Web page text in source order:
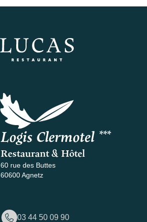
Logis Clermotel ***
Restaurant & Hôtel
60 rue des Buttes
60600 Agnetz
03 44 50 09 90